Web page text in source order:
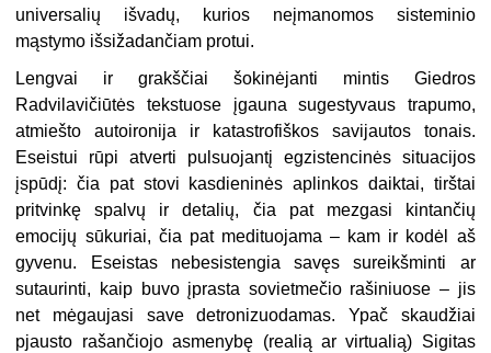
universalių išvadų, kurios neįmanomos sisteminio
mąstymo išsižadančiam protui.
Lengvai ir grakščiai šokinėjanti mintis Giedros
Radvilavičiūtės tekstuose įgauna sugestyvaus trapumo,
atmiešto autoironija ir katastrofiškos savijautos tonais.
Eseistui rūpi atverti pulsuojantį egzistencinės situacijos
įspūdį: čia pat stovi kasdieninės aplinkos daiktai, tirštai
pritvinkę spalvų ir detalių, čia pat mezgasi kintančių
emocijų sūkuriai, čia pat medituojama – kam ir kodėl aš
gyvenu. Eseistas nebesistengia savęs sureikšminti ar
sutaurinti, kaip buvo įprasta sovietmečio rašiniuose – jis
net mėgaujasi save detronizuodamas. Ypač skaudžiai
pjausto rašančiojo asmenybę (realią ar virtualią) Sigitas